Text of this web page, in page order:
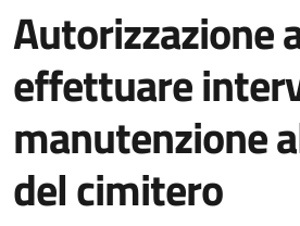
Autorizzazione
effettuare
manutenzione
del cimitero